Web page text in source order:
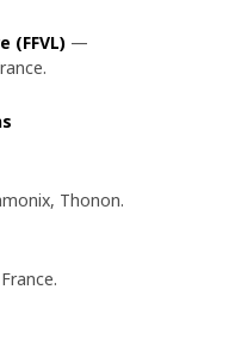
(FFVL) —
Thonon.